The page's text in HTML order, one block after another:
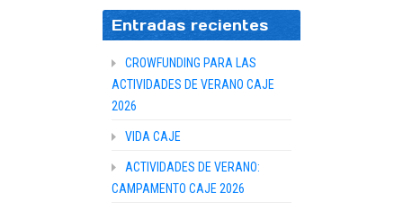
Entradas recientes
CROWFUNDING PARA LAS
ACTIVIDADES DE VERANO CAJE
2026
VIDA CAJE
ACTIVIDADES DE VERANO:
CAMPAMENTO CAJE 2026